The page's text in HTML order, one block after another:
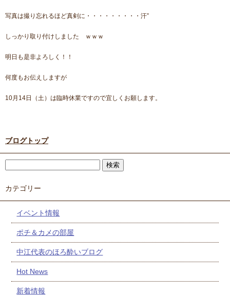
写真は撮り忘れるほど真剣に・・・・・・・・・汗”
しっかり取り付けしました ｗｗｗ
明日も是非よろしく！！
何度もお伝えしますが
10月14日（土）は臨時休業ですので宜しくお願します。
ブログトップ
カテゴリー
イベント情報
ポチ＆カメの部屋
中江代表のほろ酔いブログ
Hot News
新着情報